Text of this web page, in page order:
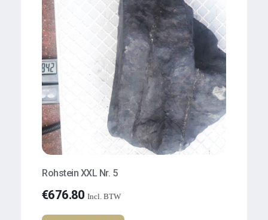
Rohstein XXL Nr. 5
€676.80 Incl. BTW